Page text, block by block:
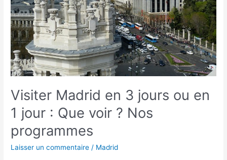
Visiter Madrid en 3 jours ou en
1 jour : Que voir ? Nos
programmes
Laisser un commentaire / Madrid
1
jour :
Que
voir ?
Nos
programmes